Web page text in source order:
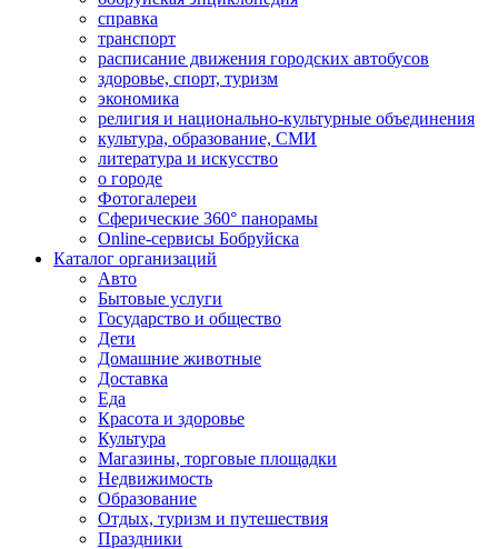
справка
транспорт
расписание движения городских автобусов
здоровье, спорт, туризм
экономика
религия и национально-культурные объединения
культура, образование, СМИ
литература и искусство
о городе
Фотогалереи
Сферические 360° панорамы
Online-сервисы Бобруйска
Каталог организаций
Авто
Бытовые услуги
Государство и общество
Дети
Домашние животные
Доставка
Еда
Красота и здоровье
Культура
Магазины, торговые площадки
Недвижимость
Образование
Отдых, туризм и путешествия
Праздники